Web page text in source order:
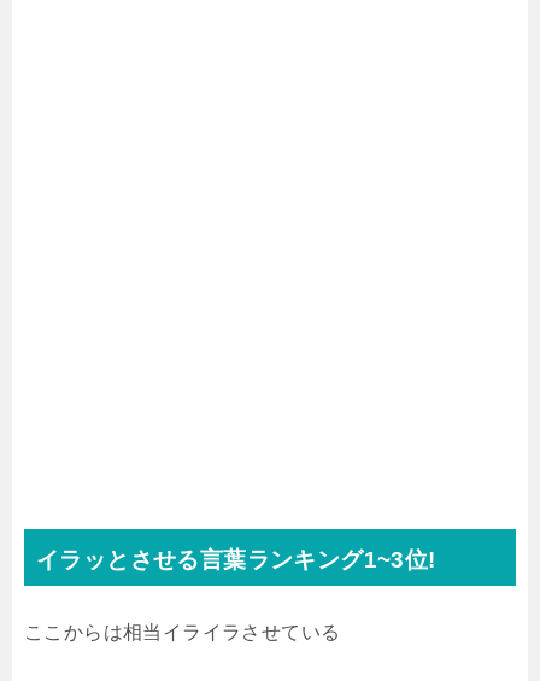
イラッとさせる言葉ランキング1~3位!
ここからは相当イライラさせている